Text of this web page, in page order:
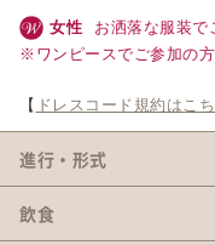
女性
お洒落な服装で
※ワンピースでご参加の方
【 ドレスコード規約はこ
進行・形式
飲食